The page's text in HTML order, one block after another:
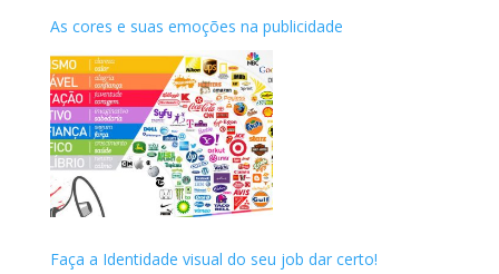
As cores e suas emoções na publicidade
Faça a Identidade visual do seu job dar certo!